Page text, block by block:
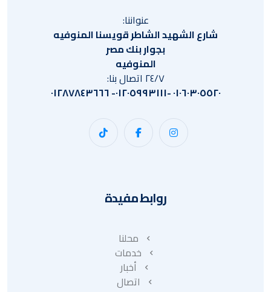
عنواننا:
شارع الشهيد الشاطر قويسنا المنوفيه
بجوار بنك مصر
المنوفيه
٢٤/٧ اتصال بنا:
٠١٠٦٠٣٠٥٥٢٠ -٠١٢٠٥٩٩٣١١١- ٠١٢٨٧٨٤٣٦٦٦
روابط مفيدة
محلنا
خدمات
أخبار
اتصال